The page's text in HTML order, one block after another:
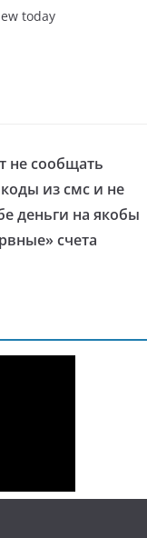
today
не сообщать
из смс и не
деньги на якобы
счета